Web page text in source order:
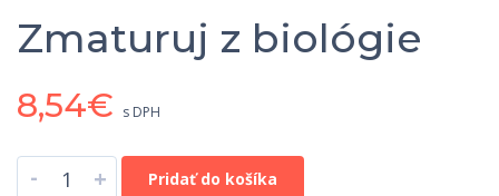
Zmaturuj z biológie
8,54€ s DPH
- + Pridať do košíka